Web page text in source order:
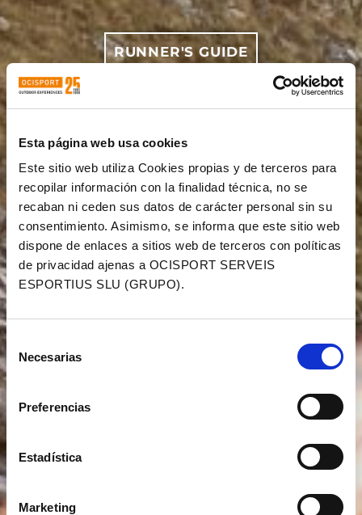
Esta página web usa cookies
Este sitio web utiliza Cookies propias y de terceros para
recopilar información con la finalidad técnica, no se
recaban ni ceden sus datos de carácter personal sin su
consentimiento. Asimismo, se informa que este sitio web
dispone de enlaces a sitios web de terceros con políticas
de privacidad ajenas a OCISPORT SERVEIS
ESPORTIUS SLU (GRUPO).
Selección
de
consentimiento
Necesarias
Preferencias
Estadística
Marketing
RUNNER'S GUIDE
MARATHON - 35K REGISTRATION
LIST
XTERRA SKYRACE COMAPEDROSA-
35K REGISTRATION LIST